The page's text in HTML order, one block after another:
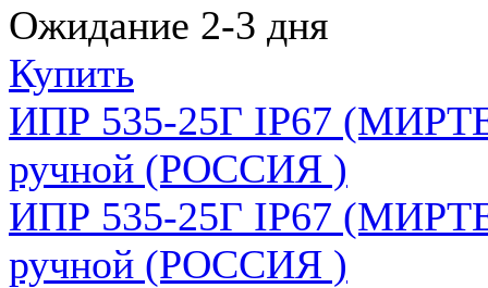
Ожидание 2-3 дня
Купить
ИПР 535-25Г IP67
ручной (РОССИЯ )
ИПР 535-25Г IP67
ручной (РОССИЯ )